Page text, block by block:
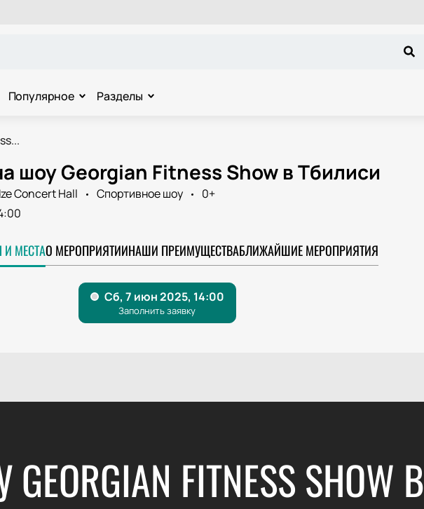
Популярное Разделы
шоу Georgian Fitness Show в Тбилиси
Concert Hall Спортивное шоу
0+
МЕСТАО МЕРОПРИЯТИИНАШИ ПРЕИМУЩЕСТВАБЛИЖАЙШИЕ МЕРОПРИЯТИЯ
FITNESS SHOW В